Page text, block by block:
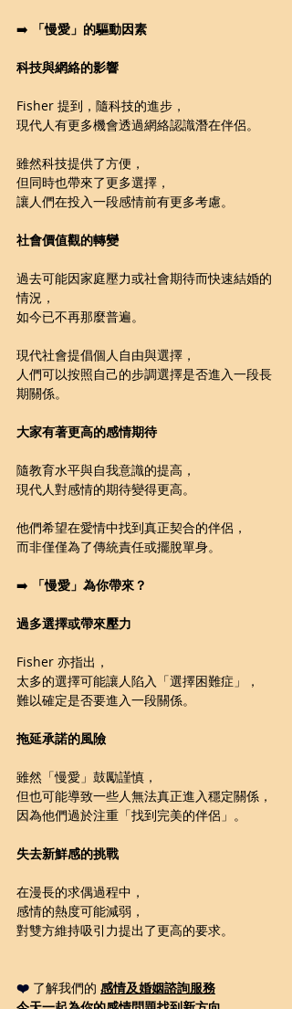
➡️ 「慢愛」的驅動因素
科技與網絡的影響
Fisher 提到，隨科技的進步，
現代人有更多機會透過網絡認識潛在伴侶。
雖然科技提供了方便，
但同時也帶來了更多選擇，
讓人們在投入一段感情前有更多考慮。
社會價值觀的轉變
過去可能因家庭壓力或社會期待而快速結婚的
情況，
如今已不再那麼普遍。
現代社會提倡個人自由與選擇，
人們可以按照自己的步調選擇是否進入一段長
期關係。
大家有著更高的感情期待
隨教育水平與自我意識的提高，
現代人對感情的期待變得更高。
他們希望在愛情中找到真正契合的伴侶，
而非僅僅為了傳統責任或擺脫單身。
➡️ 「慢愛」為你帶來？
過多選擇或帶來壓力
Fisher 亦指出，
太多的選擇可能讓人陷入「選擇困難症」，
難以確定是否要進入一段關係。
拖延承諾的風險
雖然「慢愛」鼓勵謹慎，
但也可能導致一些人無法真正進入穩定關係，
因為他們過於注重「找到完美的伴侶」。
失去新鮮感的挑戰
在漫長的求偶過程中，
感情的熱度可能減弱，
對雙方維持吸引力提出了更高的要求。
❤️ 了解我們的 感情及婚姻諮詢服務